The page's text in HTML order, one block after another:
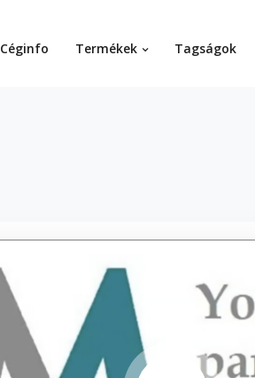
Céginfo Termékek Tagságok